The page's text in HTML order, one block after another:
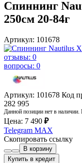
Спиннинг
250cм 20-84г
Артикул: 101678
отзывы: 0
вопросы: 0
Артикул: 101678 Код
282 995
Данной позиции нет в наличии.
Цена: 7 490 ₽
Telegram MAX
Скопировать ссылку
В корзину
Купить в кредит